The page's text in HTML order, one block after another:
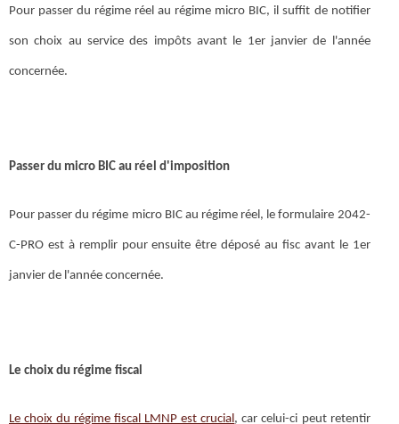
Pour passer du régime réel au régime micro BIC, il suffit de notifier
son choix au service des impôts avant le 1er janvier de l'année
concernée.
Passer du micro BIC au réel d'imposition
Pour passer du régime micro BIC au régime réel, le formulaire 2042-
C-PRO est à remplir pour ensuite être déposé au fisc avant le 1er
janvier de l'année concernée.
Le choix du régime fiscal
Le choix du régime fiscal LMNP est crucial , car celui-ci peut retentir